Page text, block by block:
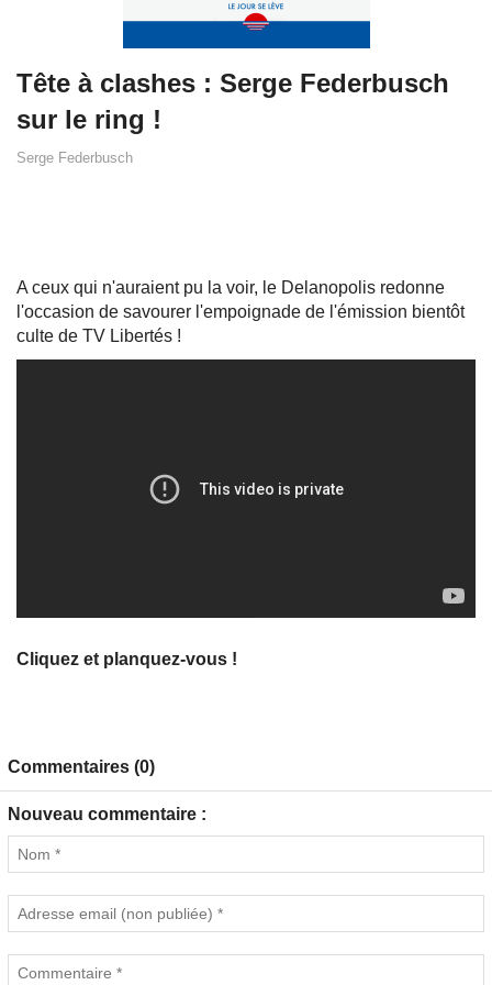
Tête à clashes : Serge Federbusch
sur le ring !
Serge Federbusch
A ceux qui n'auraient pu la voir, le Delanopolis redonne
l'occasion de savourer l'empoignade de l'émission bientôt
culte de TV Libertés !
Cliquez et planquez-vous !
Commentaires (0)
Nouveau commentaire :